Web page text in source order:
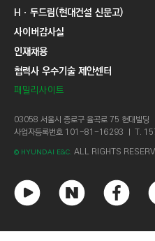
Hㆍ두드림(현대건설 신문고)
사이버감사실
인재채용
협력사 우수기술 제안센터
패밀리사이트
03058 서울시 종로구 율곡로 75 현대빌딩 ㅣ
사업자등록번호 101-81-16293 ㅣ T.
© HYUNDAI E&C. ALL RIGHTS
튜
이
이